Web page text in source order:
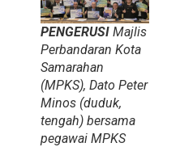
PENGERUSI Majlis
Perbandaran Kota
Samarahan
(MPKS), Dato Peter
Minos (duduk,
tengah) bersama
pegawai MPKS